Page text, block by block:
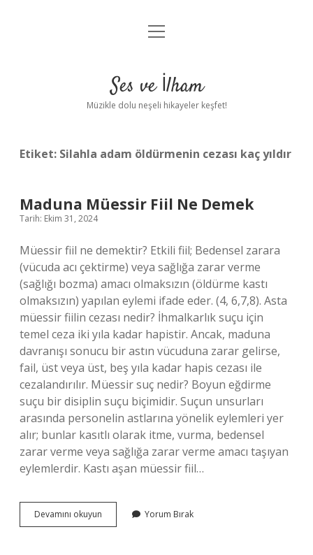
Anasayfa
Yasal Uyarı
menüyü
Ses ve İlham
Müzikle dolu neşeli hikayeler keşfet!
Etiket: Silahla adam öldürmenin cezası kaç yıldır
Maduna Müessir Fiil Ne Demek
Tarih: Ekim 31, 2024
Müessir fiil ne demektir? Etkili fiil; Bedensel zarara
(vücuda acı çektirme) veya sağlığa zarar verme
(sağlığı bozma) amacı olmaksızın (öldürme kastı
olmaksızın) yapılan eylemi ifade eder. (4, 6,7,8). Asta
müessir fiilin cezası nedir? İhmalkarlık suçu için
temel ceza iki yıla kadar hapistir. Ancak, maduna
davranışı sonucu bir astın vücuduna zarar gelirse,
fail, üst veya üst, beş yıla kadar hapis cezası ile
cezalandırılır. Müessir suç nedir? Boyun eğdirme
suçu bir disiplin suçu biçimidir. Suçun unsurları
arasında personelin astlarına yönelik eylemleri yer
alır; bunlar kasıtlı olarak itme, vurma, bedensel
zarar verme veya sağlığa zarar verme amacı taşıyan
eylemlerdir. Kastı aşan müessir fiil…
Devamını okuyun Maduna
Müessir
Yorum Bırak